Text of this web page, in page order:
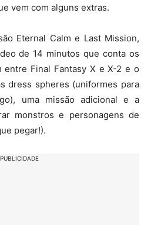
vem com alguns extras.
Eternal Calm e Last Mission,
de 14 minutos que conta os
entre Final Fantasy X e X-2 e o
dress spheres (uniformes para
uma missão adicional e a
monstros e personagens de
pegar!).
PUBLICIDADE